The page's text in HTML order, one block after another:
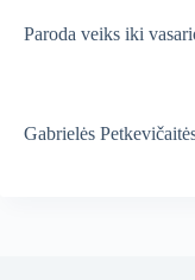
Paroda veiks iki
Gabrielės